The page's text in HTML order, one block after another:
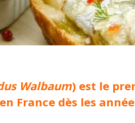
Walbaum) est le
France dès les